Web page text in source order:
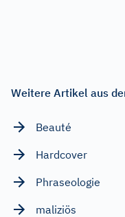
Weitere Artikel aus
Beauté
Hardcover
Phraseologie
maliziös